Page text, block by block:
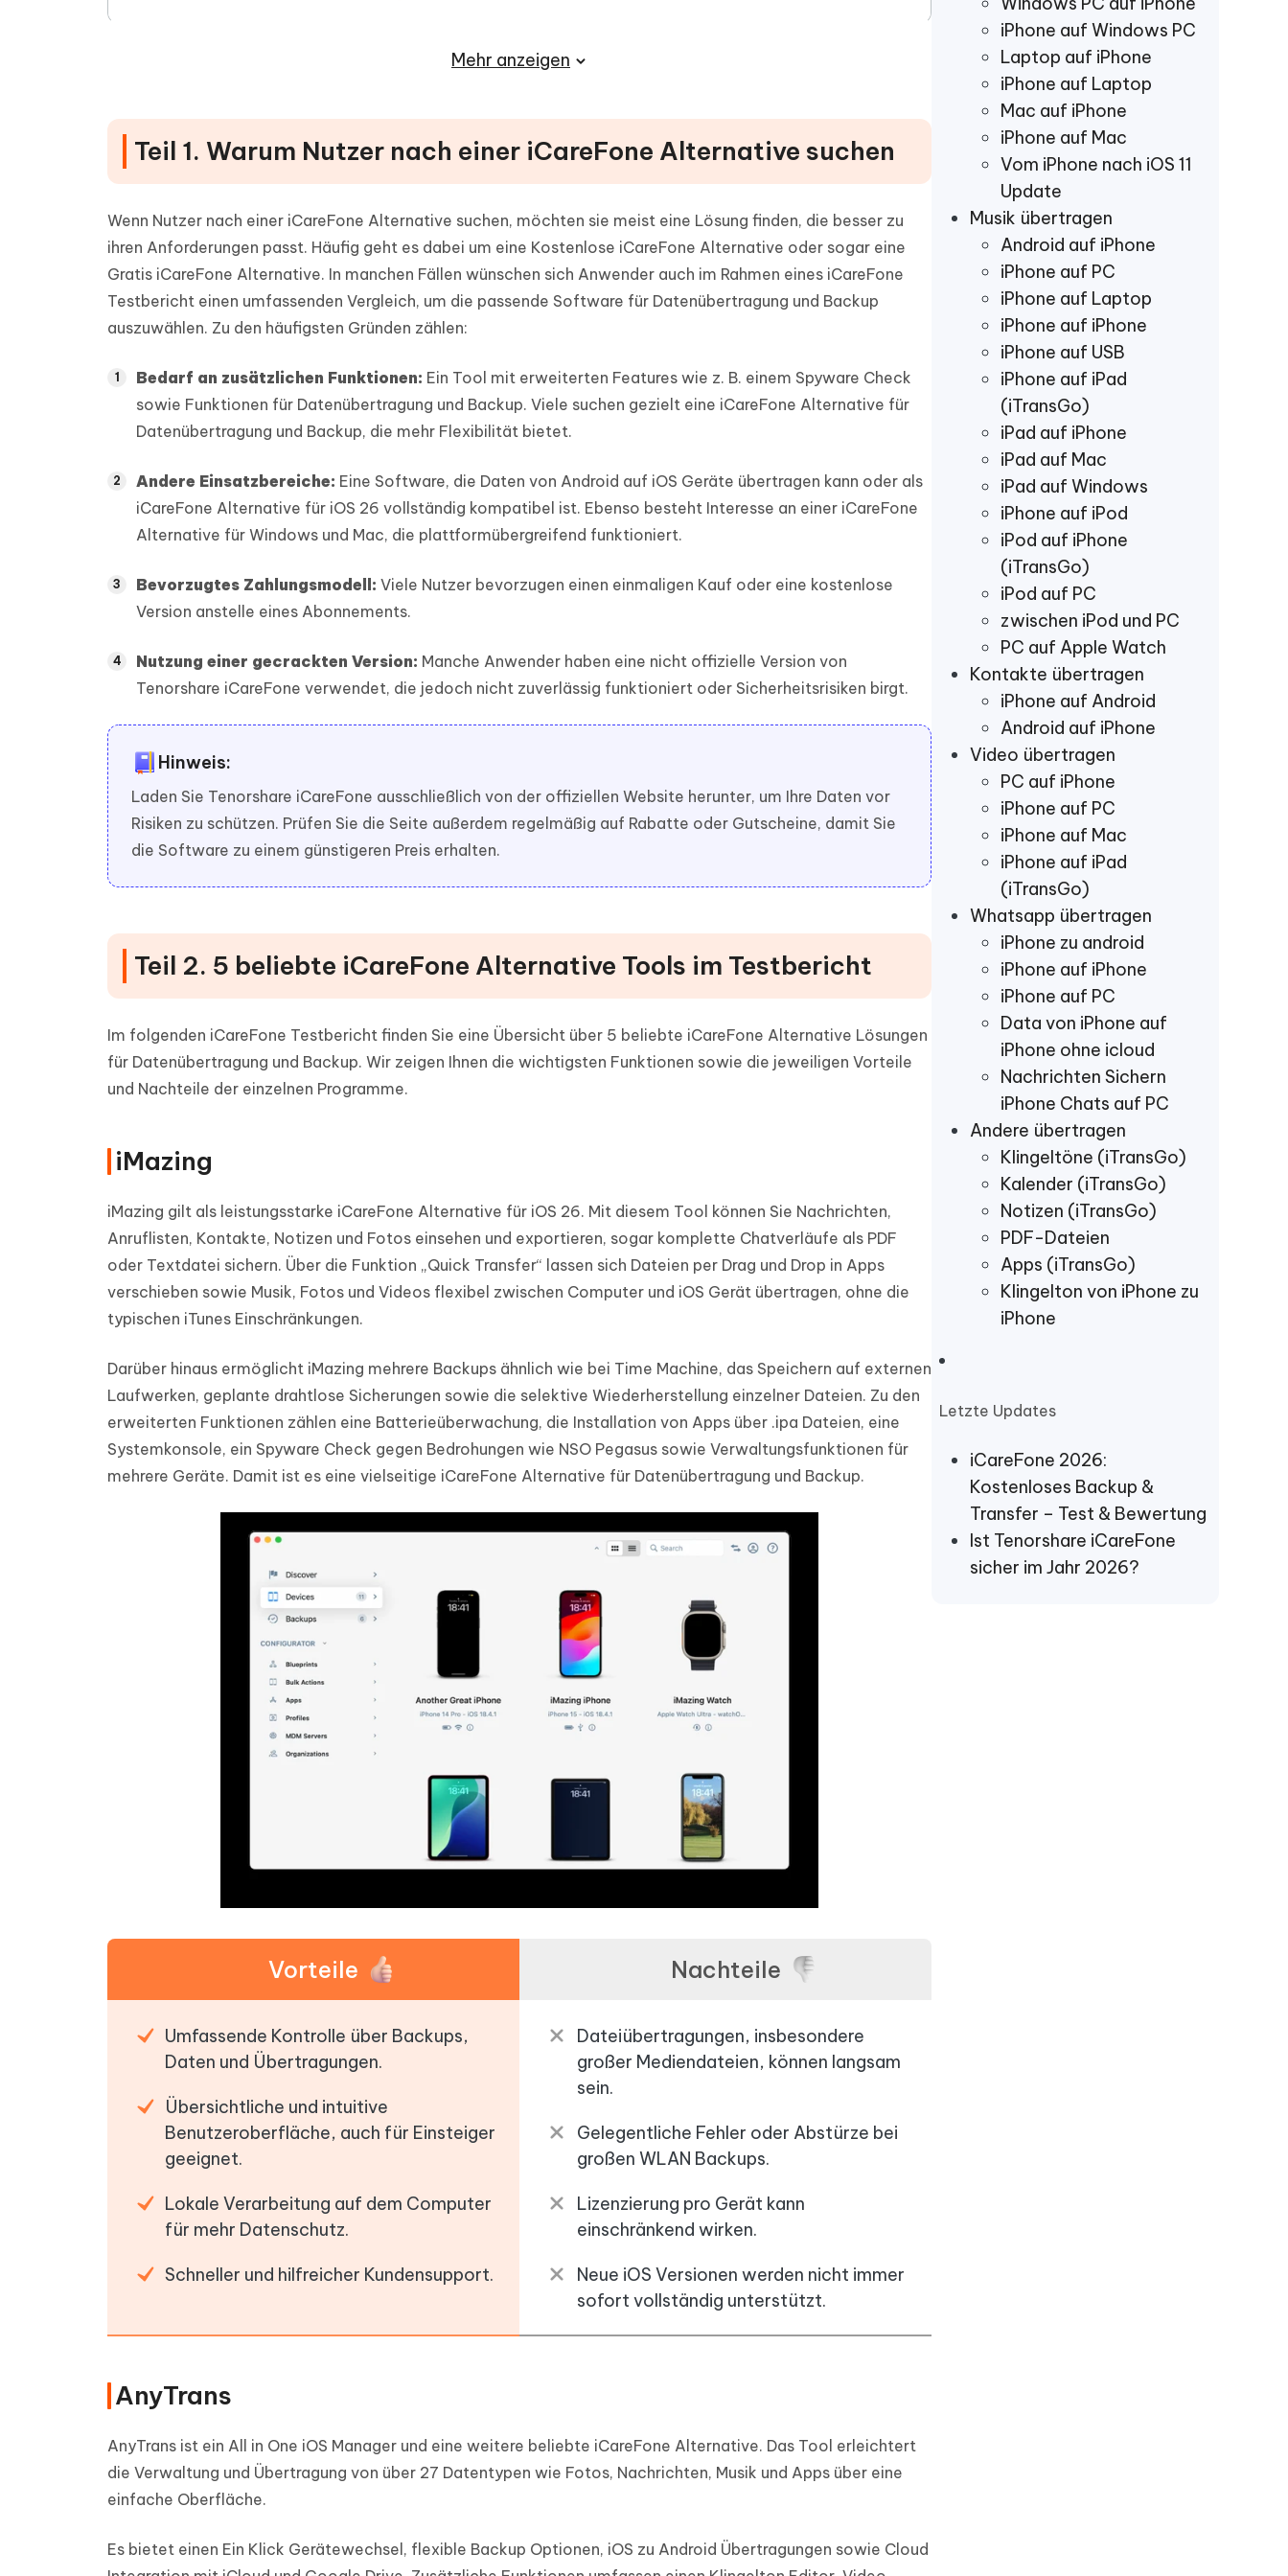
iPhone auf Windows PC
Laptop auf iPhone
iPhone auf Laptop
Mac auf iPhone
iPhone auf Mac
Vom iPhone nach iOS 11
Update
Musik übertragen
Android auf iPhone
iPhone auf PC
iPhone auf Laptop
iPhone auf iPhone
iPhone auf USB
iPhone auf iPad
(iTransGo)
iPad auf iPhone
iPad auf Mac
iPad auf Windows
iPhone auf iPod
iPod auf iPhone
(iTransGo)
iPod auf PC
zwischen iPod und PC
PC auf Apple Watch
Kontakte übertragen
iPhone auf Android
Android auf iPhone
Video übertragen
PC auf iPhone
iPhone auf PC
iPhone auf Mac
iPhone auf iPad
(iTransGo)
Whatsapp übertragen
iPhone zu android
iPhone auf iPhone
iPhone auf PC
Data von iPhone auf
iPhone ohne icloud
Nachrichten Sichern
iPhone Chats auf PC
Andere übertragen
Klingeltöne (iTransGo)
Kalender (iTransGo)
Notizen (iTransGo)
PDF-Dateien
Apps (iTransGo)
Klingelton von iPhone zu
iPhone
Letzte Updates
iCareFone 2026:
Kostenloses Backup &
Transfer – Test & Bewertung
Ist Tenorshare iCareFone
sicher im Jahr 2026?
Teil 6. FAQs zu iCareFone Alternative und verwandten Themen
Mehr anzeigen
Teil 1. Warum Nutzer nach einer iCareFone Alternative suchen
Wenn Nutzer nach einer iCareFone Alternative suchen, möchten sie meist eine Lösung finden, die besser zu
ihren Anforderungen passt. Häufig geht es dabei um eine Kostenlose iCareFone Alternative oder sogar eine
Gratis iCareFone Alternative. In manchen Fällen wünschen sich Anwender auch im Rahmen eines iCareFone
Testbericht einen umfassenden Vergleich, um die passende Software für Datenübertragung und Backup
auszuwählen. Zu den häufigsten Gründen zählen:
Bedarf an zusätzlichen Funktionen: Ein Tool mit erweiterten Features wie z. B. einem Spyware Check
sowie Funktionen für Datenübertragung und Backup. Viele suchen gezielt eine iCareFone Alternative für
Datenübertragung und Backup, die mehr Flexibilität bietet.
Andere Einsatzbereiche: Eine Software, die Daten von Android auf iOS Geräte übertragen kann oder als
iCareFone Alternative für iOS 26 vollständig kompatibel ist. Ebenso besteht Interesse an einer iCareFone
Alternative für Windows und Mac, die plattformübergreifend funktioniert.
Bevorzugtes Zahlungsmodell: Viele Nutzer bevorzugen einen einmaligen Kauf oder eine kostenlose
Version anstelle eines Abonnements.
Nutzung einer gecrackten Version: Manche Anwender haben eine nicht offizielle Version von
Tenorshare iCareFone verwendet, die jedoch nicht zuverlässig funktioniert oder Sicherheitsrisiken birgt.
Hinweis:
Laden Sie Tenorshare iCareFone ausschließlich von der offiziellen Website herunter, um Ihre Daten vor
Risiken zu schützen. Prüfen Sie die Seite außerdem regelmäßig auf Rabatte oder Gutscheine, damit Sie
die Software zu einem günstigeren Preis erhalten.
Teil 2. 5 beliebte iCareFone Alternative Tools im Testbericht
Im folgenden iCareFone Testbericht finden Sie eine Übersicht über 5 beliebte iCareFone Alternative Lösungen
für Datenübertragung und Backup. Wir zeigen Ihnen die wichtigsten Funktionen sowie die jeweiligen Vorteile
und Nachteile der einzelnen Programme.
iMazing
iMazing gilt als leistungsstarke iCareFone Alternative für iOS 26. Mit diesem Tool können Sie Nachrichten,
Anruflisten, Kontakte, Notizen und Fotos einsehen und exportieren, sogar komplette Chatverläufe als PDF
oder Textdatei sichern. Über die Funktion „Quick Transfer“ lassen sich Dateien per Drag und Drop in Apps
verschieben sowie Musik, Fotos und Videos flexibel zwischen Computer und iOS Gerät übertragen, ohne die
typischen iTunes Einschränkungen.
Darüber hinaus ermöglicht iMazing mehrere Backups ähnlich wie bei Time Machine, das Speichern auf externen
Laufwerken, geplante drahtlose Sicherungen sowie die selektive Wiederherstellung einzelner Dateien. Zu den
erweiterten Funktionen zählen eine Batterieüberwachung, die Installation von Apps über .ipa Dateien, eine
Systemkonsole, ein Spyware Check gegen Bedrohungen wie NSO Pegasus sowie Verwaltungsfunktionen für
mehrere Geräte. Damit ist es eine vielseitige iCareFone Alternative für Datenübertragung und Backup.
Vorteile
Umfassende Kontrolle über Backups,
Daten und Übertragungen.
Übersichtliche und intuitive
Benutzeroberfläche, auch für Einsteiger
geeignet.
Lokale Verarbeitung auf dem Computer
für mehr Datenschutz.
Schneller und hilfreicher Kundensupport.
Nachteile
Dateiübertragungen, insbesondere
großer Mediendateien, können langsam
sein.
Gelegentliche Fehler oder Abstürze bei
großen WLAN Backups.
Lizenzierung pro Gerät kann
einschränkend wirken.
Neue iOS Versionen werden nicht immer
sofort vollständig unterstützt.
AnyTrans
AnyTrans ist ein All in One iOS Manager und eine weitere beliebte iCareFone Alternative. Das Tool erleichtert
die Verwaltung und Übertragung von über 27 Datentypen wie Fotos, Nachrichten, Musik und Apps über eine
einfache Oberfläche.
Es bietet einen Ein Klick Gerätewechsel, flexible Backup Optionen, iOS zu Android Übertragungen sowie Cloud